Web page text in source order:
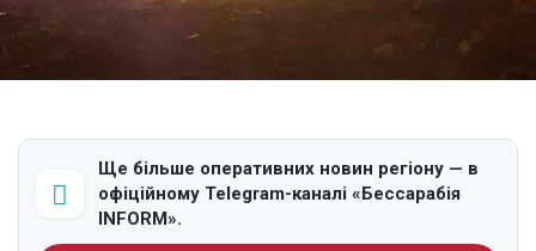
Ще більше оперативних новин регіону — в
офіційному Telegram-каналі «Бессарабія
INFORM».